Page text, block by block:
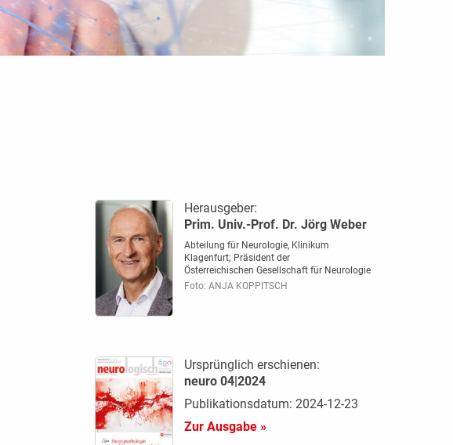
Herausgeber:
Prim. Univ.-Prof. Dr. Jörg Weber
Abteilung für Neurologie, Klinikum
Klagenfurt; Präsident der
Österreichischen Gesellschaft für Neurologie
Foto: ANJA KOPPITSCH
Ursprünglich erschienen:
neuro 04|2024
Publikationsdatum: 2024-12-23
Zur Ausgabe »